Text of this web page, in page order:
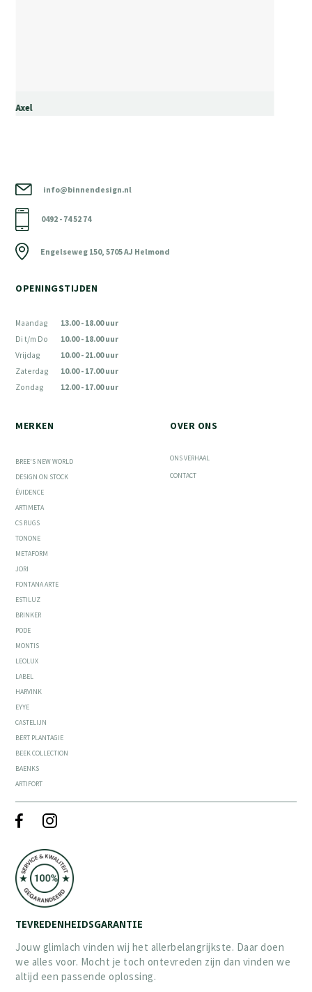
Axel
info@binnendesign.nl
0492 - 74 52 74
Engelseweg 150, 5705 AJ Helmond
OPENINGSTIJDEN
Maandag
Di t/m Do
Vrijdag
Zaterdag
Zondag
13.00 - 18.00 uur
10.00 - 18.00 uur
10.00 - 21.00 uur
10.00 - 17.00 uur
12.00 - 17.00 uur
MERKEN
BREE'S NEW WORLD
DESIGN ON STOCK
ÉVIDENCE
ARTIMETA
CS RUGS
TONONE
METAFORM
JORI
FONTANA ARTE
ESTILUZ
BRINKER
PODE
MONTIS
LEOLUX
LABEL
HARVINK
EYYE
CASTELIJN
BERT PLANTAGIE
BEEK COLLECTION
BAENKS
ARTIFORT
OVER ONS
ONS VERHAAL
CONTACT
TEVREDENHEIDSGARANTIE
Jouw glimlach vinden wij het allerbelangrijkste. Daar doen
we alles voor. Mocht je toch ontevreden zijn dan vinden we
altijd een passende oplossing.